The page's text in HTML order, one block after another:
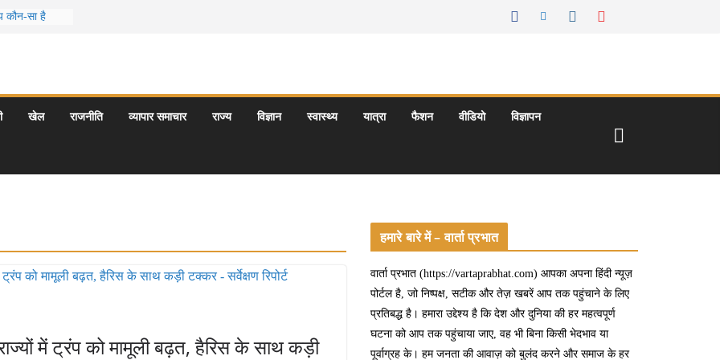
कौन-सा है
दार्जिलिंग
खेल राजनीति व्यापार समाचार राज्य विज्ञान स्वास्थ्य यात्रा फैशन वीडियो विज्ञापन
में ट्रंप को मामूली बढ़त, हैरिस के साथ कड़ी
हमारे बारे में – वार्ता प्रभात
वार्ता प्रभात (https://vartaprabhat.com) आपका अपना हिंदी न्यूज़
पोर्टल है, जो निष्पक्ष, सटीक और तेज़ खबरें आप तक पहुंचाने के लिए
प्रतिबद्ध है। हमारा उद्देश्य है कि देश और दुनिया की हर महत्वपूर्ण
घटना को आप तक पहुंचाया जाए, वह भी बिना किसी भेदभाव या
पूर्वाग्रह के। हम जनता की आवाज़ को बुलंद करने और समाज के हर